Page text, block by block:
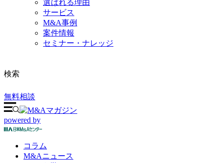
選ばれる理由
サービス
M&A事例
案件情報
セミナー・ナレッジ
検索
無料相談
powered by
コラム
M&Aニュース